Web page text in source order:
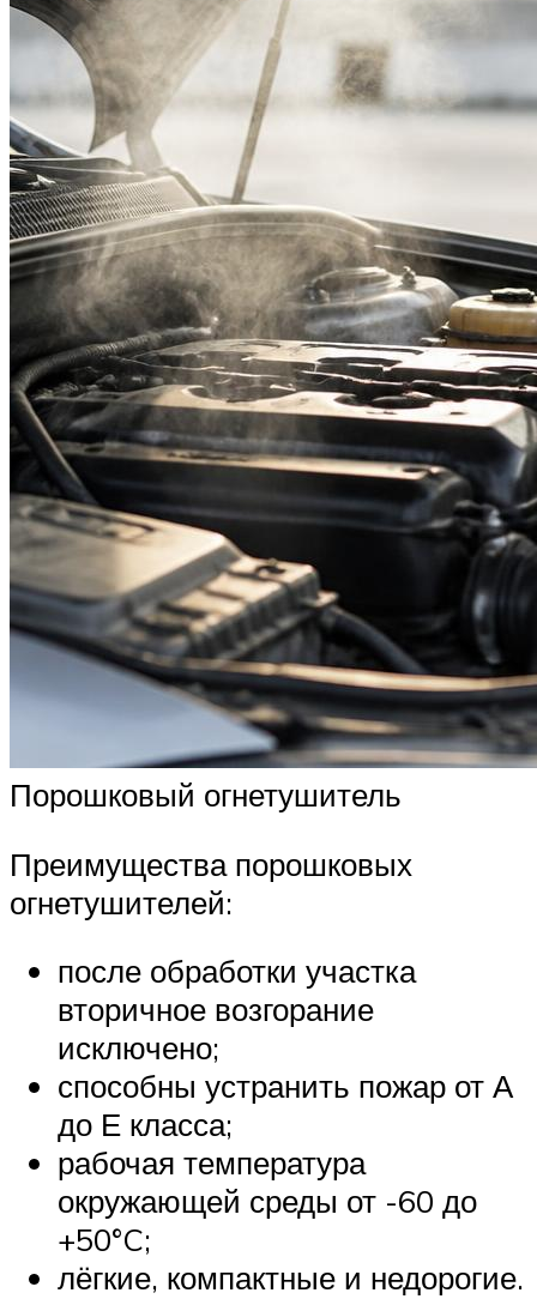
Порошковый огнетушитель
Преимущества порошковых
огнетушителей:
после обработки участка
вторичное возгорание
исключено;
способны устранить пожар от А
до Е класса;
рабочая температура
окружающей среды от -60 до
+50°C;
лёгкие, компактные и недорогие.